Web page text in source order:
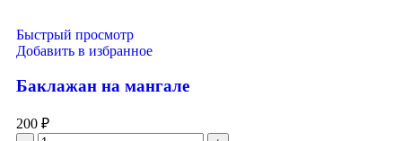
Быстрый просмотр
Добавить в избранное
Баклажан на мангале
200 ₽